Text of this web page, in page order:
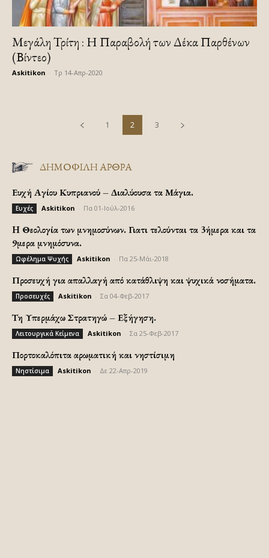
Μεγάλη Τρίτη : Η Παραβολή των Δέκα Παρθένων
(Βίντεο)
Askitikon Τρ 14-Απρ-2020
1 2 3
ΔΗΜΟΦΙΛΗ ΑΡΘΡΑ
Ευχή Αγίου Κυπριανού – Διαλύουσα τα Μάγια.
Ευχές Askitikon Πα 01-Ιούλ-2016
H Θεολογία των μνημοσύνων. Γιατι τελούνται τα 3ήμερα και τα
9μερα μνημόσυνα.
Ωφέλημα Ψυχής Askitikon Πα 25-Μάι-2018
Προσευχή για απαλλαγή από κατάθλιψη και ψυχικά νοσήματα.
Προσευχές Askitikon Σα 04-Φεβ-2017
Τη Υπερμάχω Στρατηγώ – Εξήγηση.
Λειτουργικά Κείμενα Askitikon Σα 25-Φεβ-2017
Πορτοκαλόπιτα αρωματική και νηστίσιμη
Νηστίσιμα Askitikon Δε 22-Απρ-2019